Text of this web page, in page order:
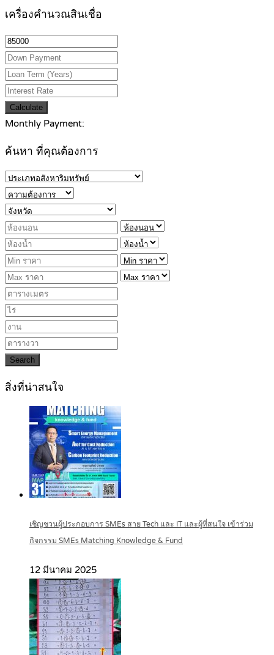
เครื่องคำนวณสินเชื่อ
Calculate
Monthly Payment:
ค้นหา ที่คุณต้องการ
Search
สิ่งที่น่าสนใจ
เชิญชวนผู้ประกอบการ SMEs สาย Tech และ IT และผู้ที่สนใจ เข้าร่วม
กิจกรรม SMEs Matching Knowledge & Fund
12 มีนาคม 2025